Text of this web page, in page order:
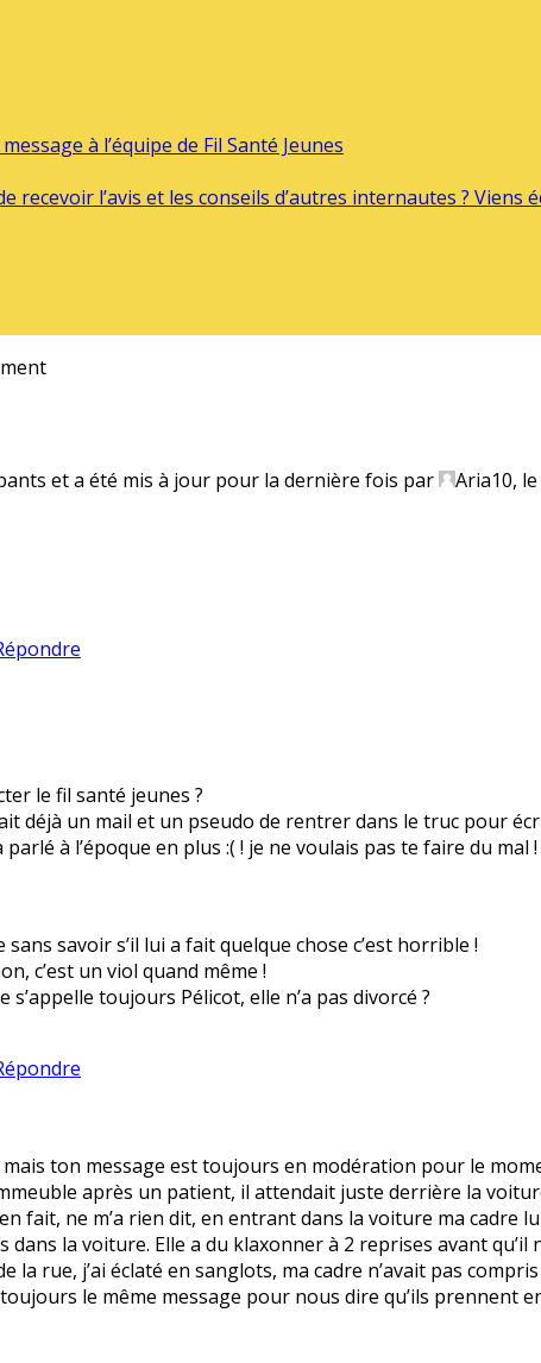
à l’équipe de Fil Santé Jeunes
recevoir l’avis et les conseils d’autres internautes ? Viens
et a été mis à jour pour la dernière fois par Aria10, le
le fil santé jeunes ?
déjà un mail et un pseudo de rentrer dans le truc pour
parlé à l’époque en plus :( ! je ne voulais pas te faire du
savoir s’il lui a fait quelque chose c’est horrible !
c’est un viol quand même !
toujours Pélicot, elle n’a pas divorcé ?
mais ton message est toujours en modération pour le
après un patient, il attendait juste derrière la
fait, ne m’a rien dit, en entrant dans la voiture ma cadre
dans la voiture. Elle a du klaxonner à 2 reprises avant
rue, j’ai éclaté en sanglots, ma cadre n’avait pas compris
toujours le même message pour nous dire qu’ils